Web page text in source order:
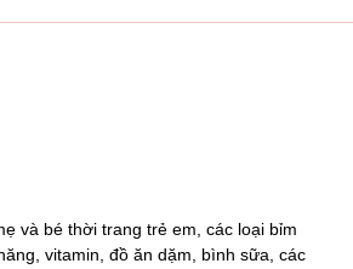
và bé thời trang trẻ em, các loại bỉm
vitamin, đồ ăn dặm, bình sữa, các